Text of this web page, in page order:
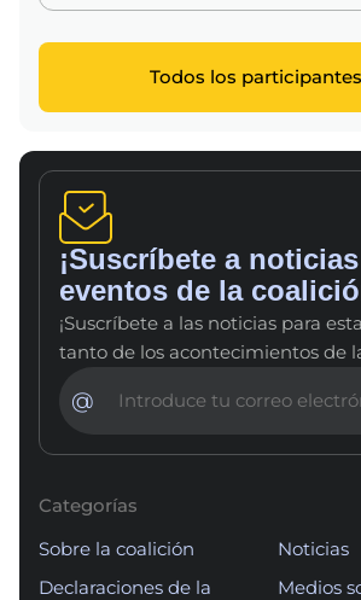
Todos los participantes
¡Suscríbete a
eventos de la
¡Suscríbete a las noticias para
tanto de los acontecimientos de
@
Categorías
Sobre la coalición
Declaraciones de la
Noticias
Medios